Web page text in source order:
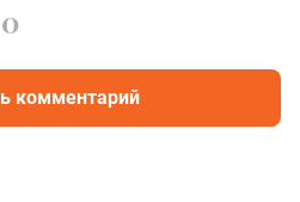
0
комментарий